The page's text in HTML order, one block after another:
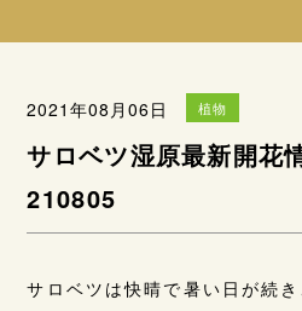
2021年08月06日 植物
サロベツ湿原最新開花
210805
サロベツは快晴で暑い日が続